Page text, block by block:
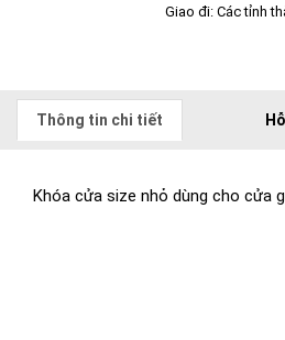
Giao đi: Các tỉnh
Thông tin chi tiết
Khóa cửa size nhỏ dùng cho cửa